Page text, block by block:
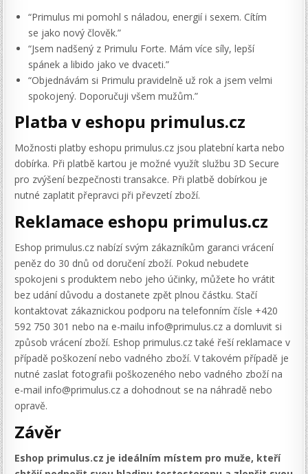
“Primulus mi pomohl s náladou, energií i sexem. Cítím
se jako nový člověk.”
“Jsem nadšený z Primulu Forte. Mám více síly, lepší
spánek a libido jako ve dvaceti.”
“Objednávám si Primulu pravidelně už rok a jsem velmi
spokojený. Doporučuji všem mužům.”
Platba v eshopu primulus.cz
Možnosti platby eshopu primulus.cz jsou platební karta nebo
dobírka. Při platbě kartou je možné využít službu 3D Secure
pro zvýšení bezpečnosti transakce. Při platbě dobírkou je
nutné zaplatit přepravci při převzetí zboží.
Reklamace eshopu primulus.cz
Eshop primulus.cz nabízí svým zákazníkům garanci vrácení
peněz do 30 dnů od doručení zboží. Pokud nebudete
spokojeni s produktem nebo jeho účinky, můžete ho vrátit
bez udání důvodu a dostanete zpět plnou částku. Stačí
kontaktovat zákaznickou podporu na telefonním čísle +420
592 750 301 nebo na e-mailu info@primulus.cz a domluvit si
způsob vrácení zboží. Eshop primulus.cz také řeší reklamace v
případě poškození nebo vadného zboží. V takovém případě je
nutné zaslat fotografii poškozeného nebo vadného zboží na
e-mail info@primulus.cz a dohodnout se na náhradě nebo
opravě.
Závěr
Eshop primulus.cz je ideálním místem pro muže, kteří